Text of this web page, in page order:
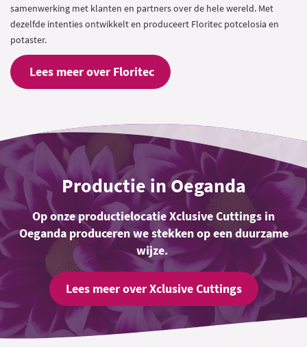
samenwerking met klanten en partners over de hele wereld. Met
dezelfde intenties ontwikkelt en produceert Floritec potcelosia en
potaster.
Lees meer over Floritec
Productie in Oeganda
Op onze productielocatie Xclusive Cuttings in
Oeganda produceren we stekken op een duurzame
wijze.
Lees meer over Xclusive Cuttings